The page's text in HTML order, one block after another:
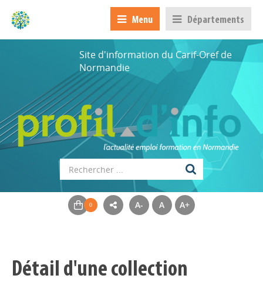
Menu Départements
Site d'information du Carif-Oref de
Normandie
A- A A+
Détail d'une collection